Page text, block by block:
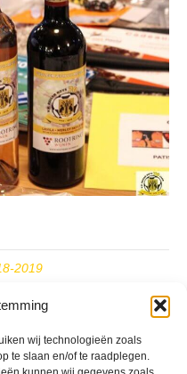
wij technologieën zoals
te slaan en/of te raadplegen.
2019